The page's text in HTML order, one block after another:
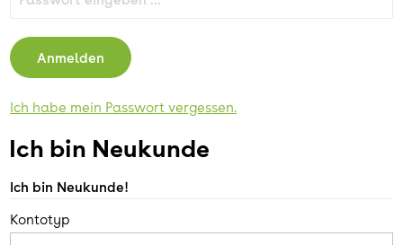
Anmelden
Ich habe mein Passwort vergessen.
Ich bin Neukunde
Ich bin Neukunde!
Persönliche Informationen
Kontotyp